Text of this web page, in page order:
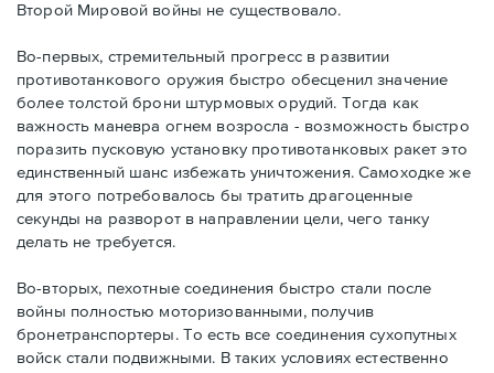
Второй Мировой войны не существовало.
Во-первых, стремительный прогресс в развитии
противотанкового оружия быстро обесценил значение
более толстой брони штурмовых орудий. Тогда как
важность маневра огнем возросла - возможность быстро
поразить пусковую установку противотанковых ракет это
единственный шанс избежать уничтожения. Самоходке же
для этого потребовалось бы тратить драгоценные
секунды на разворот в направлении цели, чего танку
делать не требуется.
Во-вторых, пехотные соединения быстро стали после
войны полностью моторизованными, получив
бронетранспортеры. То есть все соединения сухопутных
войск стали подвижными. В таких условиях естественно